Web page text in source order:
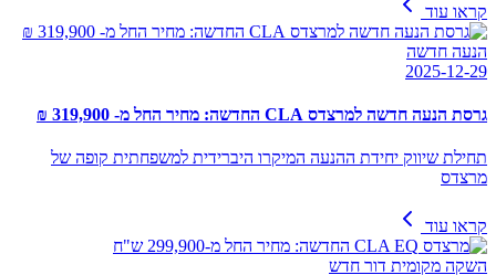
קראו עוד
הנעה חדשה
2025-12-29
גרסת הנעה חדשה למרצדס CLA החדשה: מחיר החל מ- 319,900 ₪
תחילת שיווק יחידת ההנעה המיקרו היברידית למשפחתית קופה של
מרצדס
קראו עוד
השקה מקומית דור חדש